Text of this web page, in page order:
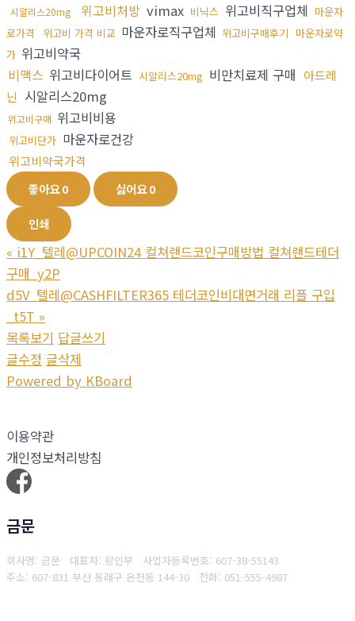
시알리스20mg 위고비처방 vimax 비닉스 위고비직구업체 마운자
로가격
위고비 가격 비교 마운자로직구업체 위고비구매후기 마운자로약
가 위고비약국
비맥스 위고비다이어트 시알리스20mg 비만치료제 구매 아드레
닌 시알리스20mg
위고비구매 위고비비용
위고비단가 마운자로건강
위고비약국가격
좋아요0 싫어요0
인쇄
« i1Y_텔레@UPCOIN24 컬쳐랜드코인구매방법 컬쳐랜드테더
구매_y2P
d5V_텔레@CASHFILTER365 테더코인비대면거래 리플 구입
_t5T »
목록보기 답글쓰기
글수정 글삭제
Powered by KBoard
이용약관
개인정보처리방침
금문
회사명: 금문 대표자: 왕인부 사업자등록번호: 607-38-55143
주소: 607-831 부산 동래구 온천동 144-30 전화: 051-555-4987